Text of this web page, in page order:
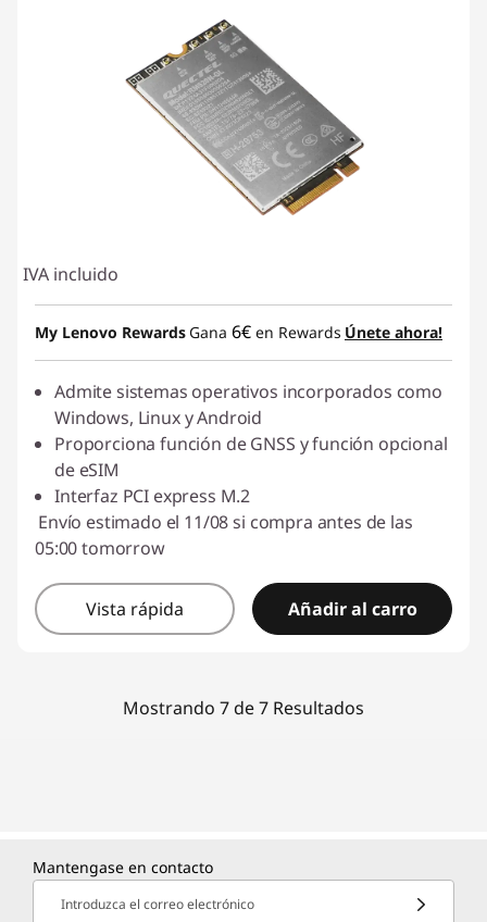
IVA incluido
My Lenovo Rewards Gana 6€ en Rewards Únete ahora!
Admite sistemas operativos incorporados como
Windows, Linux y Android
Proporciona función de GNSS y función opcional
de eSIM
Interfaz PCI express M.2
Envío estimado el 11/08 si compra antes de las
05:00 tomorrow
Vista rápida Añadir al carro
Mostrando 7 de 7 Resultados
Mantengase en contacto
Introduzca el correo electrónico